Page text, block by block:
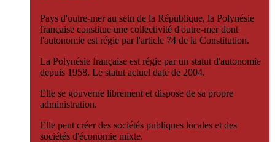
Pays d'outre-mer au sein de la République, la Polynésie
française constitue une collectivité d'outre-mer dont
l'autonomie est régie par l'article 74 de la Constitution.
La Polynésie française est régie par un statut d'autonomie
depuis 1958. Le statut actuel date de 2004.
Elle se gouverne librement et dispose de sa propre
administration.
Elle peut créer des sociétés publiques locales et des
sociétés d'économie mixte.